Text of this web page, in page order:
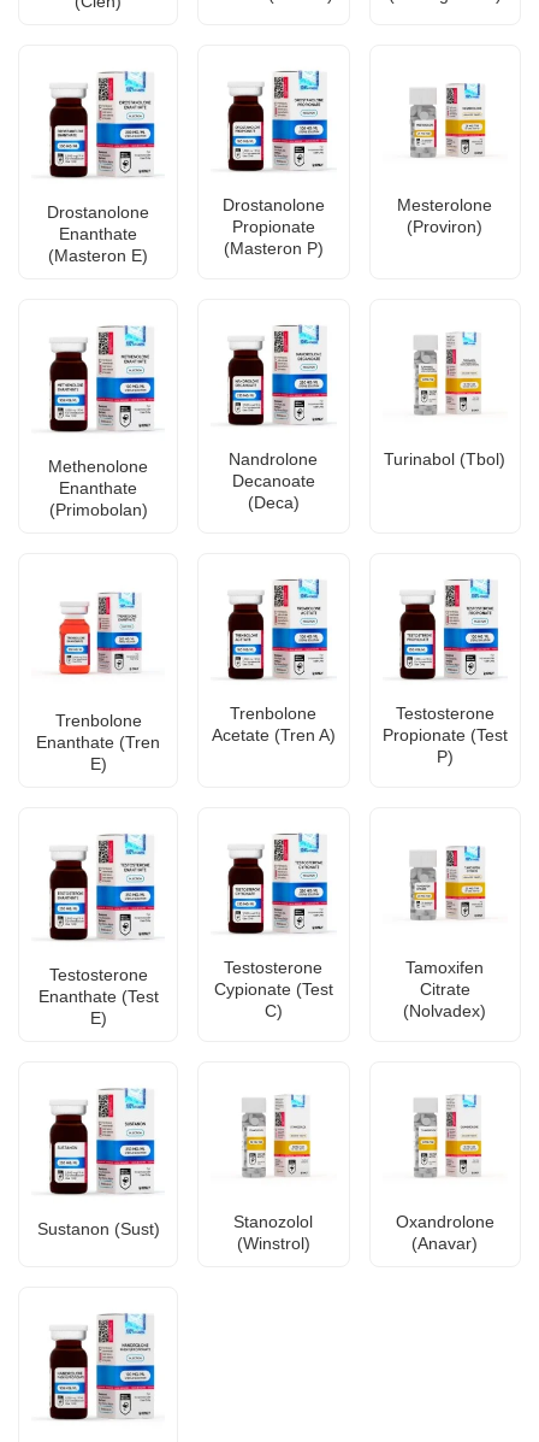
Drostanolone
Enanthate
(Masteron E)
Drostanolone
Propionate
(Masteron P)
Mesterolone
(Proviron)
Methenolone
Enanthate
(Primobolan)
Nandrolone
Decanoate
(Deca)
Turinabol (Tbol)
Trenbolone
Enanthate (Tren
E)
Trenbolone
Acetate (Tren A)
Testosterone
Propionate (Test
P)
Testosterone
Enanthate (Test
E)
Testosterone
Cypionate (Test
C)
Tamoxifen
Citrate
(Nolvadex)
Sustanon (Sust)
Stanozolol
(Winstrol)
Oxandrolone
(Anavar)